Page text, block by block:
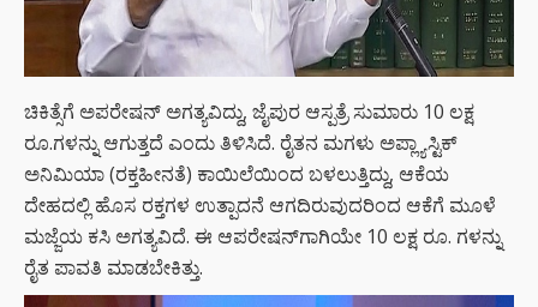
ಚಿಕಿತ್ಸೆಗೆ ಅಪರೇಷನ್ ಅಗತ್ಯವಿದ್ದು, ಜೈಪುರ ಆಸ್ಪತ್ರೆ ಸುಮಾರು 10 ಲಕ್ಷ
ರೂ.ಗಳನ್ನು ಆಗುತ್ತದೆ ಎಂದು ತಿಳಿಸಿದೆ. ರೈತನ ಮಗಳು ಅಪ್ಲ್ಯಾಸ್ಟಿಕ್
ಅನಿಮಿಯಾ (ರಕ್ತಹೀನತೆ) ಕಾಯಿಲೆಯಿಂದ ಬಳಲುತ್ತಿದ್ದು, ಆಕೆಯ
ದೇಹದಲ್ಲಿ ಹೊಸ ರಕ್ತಗಳ ಉತ್ಪಾದನೆ ಆಗದಿರುವುದರಿಂದ ಆಕೆಗೆ ಮೂಳೆ
ಮಜ್ಜೆಯ ಕಸಿ ಅಗತ್ಯವಿದೆ. ಈ ಆಪರೇಷನ್‍ಗಾಗಿಯೇ 10 ಲಕ್ಷ ರೂ. ಗಳನ್ನು
ರೈತ ಪಾವತಿ ಮಾಡಬೇಕಿತ್ತು.